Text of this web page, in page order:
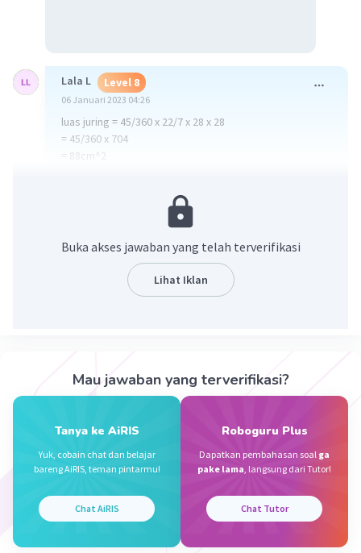
Lala L Level 8
06 Januari 2023 04:26
luas juring = 45/360 x 22/7 x 28 x 28
= 45/360 x 704
= 88cm^2
Buka akses jawaban yang telah terverifikasi
Lihat Iklan
Mau jawaban yang terverifikasi?
Tanya ke AiRIS
Yuk, cobain chat dan belajar
bareng AiRIS, teman pintarmu!
Chat AiRIS
Roboguru Plus
Dapatkan pembahasan soal ga
pake lama, langsung dari Tutor!
Chat Tutor